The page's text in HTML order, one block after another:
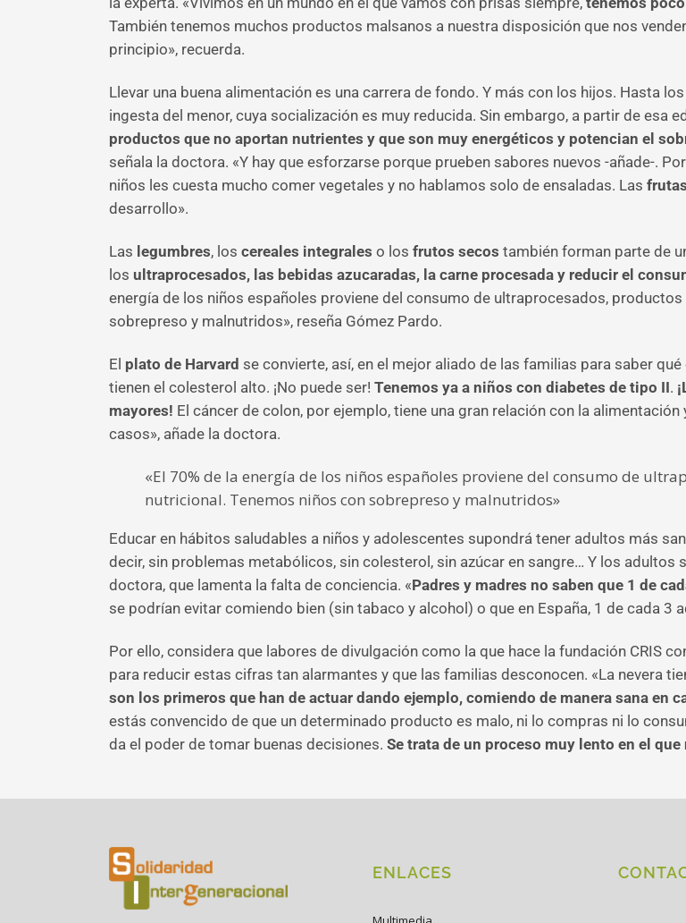
También tenemos muchos productos malsanos a nuestra disposición que nos
principio», recuerda.
Llevar una buena alimentación es una carrera de fondo. Y más con los hijos. Hasta
ingesta del menor, cuya socialización es muy reducida. Sin embargo, a partir de esa
productos que no aportan nutrientes y que son muy energéticos y potencian el
señala la doctora. «Y hay que esforzarse porque prueben sabores nuevos -añade-.
niños les cuesta mucho comer vegetales y no hablamos solo de ensaladas. Las
desarrollo».
Las legumbres, los cereales integrales o los frutos secos también forman parte de
los ultraprocesados, las bebidas azucaradas, la carne procesada y reducir el
energía de los niños españoles proviene del consumo de ultraprocesados,
sobrepreso y malnutridos», reseña Gómez Pardo.
El plato de Harvard se convierte, así, en el mejor aliado de las familias para saber
tienen el colesterol alto. ¡No puede ser! Tenemos ya a niños con diabetes de tipo II.
mayores! El cáncer de colon, por ejemplo, tiene una gran relación con la
casos», añade la doctora.
«El 70% de la energía de los niños españoles proviene del consumo de
nutricional. Tenemos niños con sobrepreso y malnutridos»
Educar en hábitos saludables a niños y adolescentes supondrá tener adultos más
decir, sin problemas metabólicos, sin colesterol, sin azúcar en sangre… Y los adultos
doctora, que lamenta la falta de conciencia. «Padres y madres no saben que 1 de
se podrían evitar comiendo bien (sin tabaco y alcohol) o que en España, 1 de cada
Por ello, considera que labores de divulgación como la que hace la fundación CRIS
para reducir estas cifras tan alarmantes y que las familias desconocen. «La nevera
son los primeros que han de actuar dando ejemplo, comiendo de manera sana en
estás convencido de que un determinado producto es malo, ni lo compras ni lo
da el poder de tomar buenas decisiones. Se trata de un proceso muy lento en el
ENLACES